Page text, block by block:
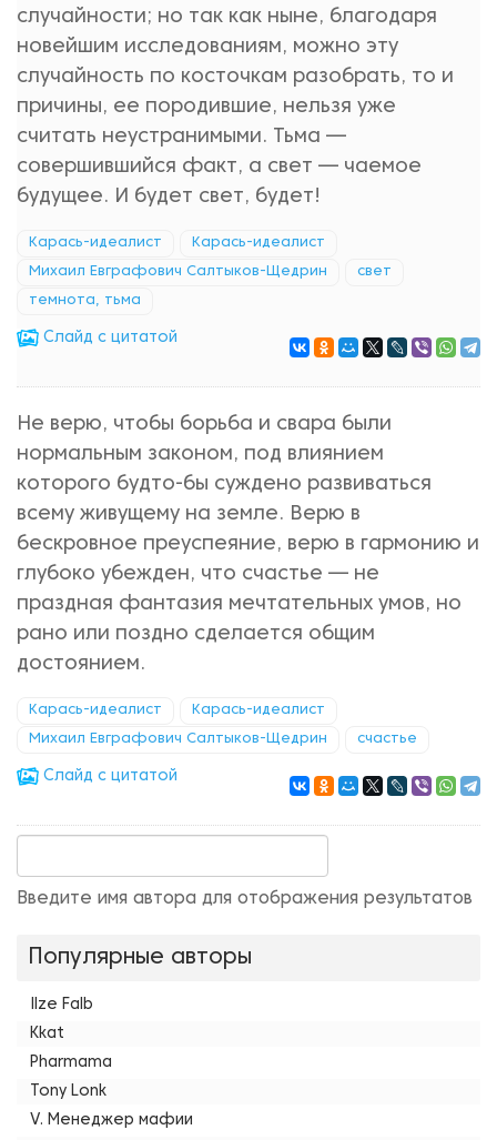
случайности; но так как ныне, благодаря
новейшим исследованиям, можно эту
случайность по косточкам разобрать, то и
причины, ее породившие, нельзя уже
считать неустранимыми. Тьма —
совершившийся факт, а свет — чаемое
будущее. И будет свет, будет!
Карась-идеалист Карась-идеалист
Михаил Евграфович Салтыков-Щедрин свет
темнота, тьма
Cлайд с цитатой
Не верю, чтобы борьба и свара были
нормальным законом, под влиянием
которого будто-бы суждено развиваться
всему живущему на земле. Верю в
бескровное преуспеяние, верю в гармонию и
глубоко убежден, что счастье — не
праздная фантазия мечтательных умов, но
рано или поздно сделается общим
достоянием.
Карась-идеалист Карась-идеалист
Михаил Евграфович Салтыков-Щедрин счастье
Cлайд с цитатой
Введите имя автора для отображения результатов
Популярные авторы
Ilze Falb
Kkat
Pharmama
Tony Lonk
V. Менеджер мафии